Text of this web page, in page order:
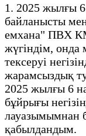
1. 2025 жылғы
байланысты
емхана" ПВХ
жүгіндім, онда
тексеруі
жарамсыздық
2025 жылғы 6
бұйрығы
лауазымымнан
қабылдандым.